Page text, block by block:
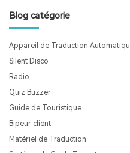
Blog catégorie
Appareil de Traduction
Silent Disco
Radio
Quiz Buzzer
Guide de Touristique
Bipeur client
Matériel de Traduction